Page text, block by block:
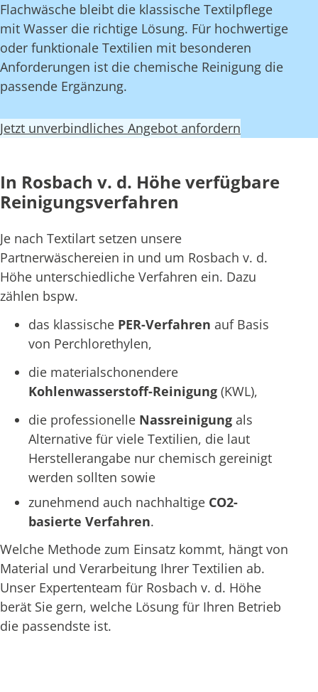
Flachwäsche bleibt die klassische Textilpflege
mit Wasser die richtige Lösung. Für hochwertige
oder funktionale Textilien mit besonderen
Anforderungen ist die chemische Reinigung die
passende Ergänzung.
Jetzt unverbindliches Angebot anfordern
In Rosbach v. d. Höhe verfügbare
Reinigungsverfahren
Je nach Textilart setzen unsere
Partnerwäschereien in und um Rosbach v. d.
Höhe unterschiedliche Verfahren ein. Dazu
zählen bspw.
das klassische PER-Verfahren auf Basis
von Perchlorethylen,
die materialschonendere
Kohlenwasserstoff-Reinigung (KWL),
die professionelle Nassreinigung als
Alternative für viele Textilien, die laut
Herstellerangabe nur chemisch gereinigt
werden sollten sowie
zunehmend auch nachhaltige CO2-
basierte Verfahren.
Welche Methode zum Einsatz kommt, hängt von
Material und Verarbeitung Ihrer Textilien ab.
Unser Expertenteam für Rosbach v. d. Höhe
berät Sie gern, welche Lösung für Ihren Betrieb
die passendste ist.